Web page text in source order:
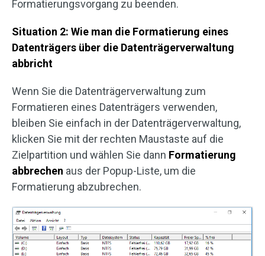
Formatierungsvorgang zu beenden.
Situation 2: Wie man die Formatierung eines
Datenträgers über die Datenträgerverwaltung
abbricht
Wenn Sie die Datenträgerverwaltung zum
Formatieren eines Datenträgers verwenden,
bleiben Sie einfach in der Datenträgerverwaltung,
klicken Sie mit der rechten Maustaste auf die
Zielpartition und wählen Sie dann Formatierung
abbrechen aus der Popup-Liste, um die
Formatierung abzubrechen.